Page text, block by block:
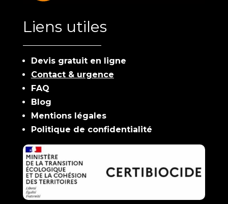
Liens utiles
Devis gratuit en ligne
Contact & urgence
FAQ
Blog
Mentions légales
Politique de confidentialité